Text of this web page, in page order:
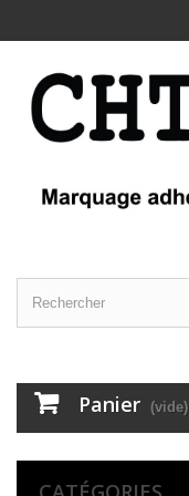
Panier (vide)